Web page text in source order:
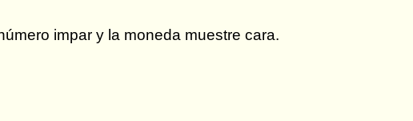
impar y la moneda muestre cara.